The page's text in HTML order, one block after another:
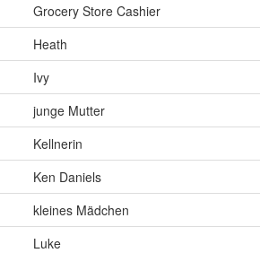
Grocery Store Cashier
Heath
Ivy
junge Mutter
Kellnerin
Ken Daniels
kleines Mädchen
Luke